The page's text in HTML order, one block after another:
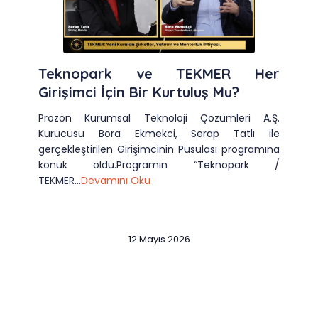
Teknopark ve TEKMER Her
Girişimci İçin Bir Kurtuluş Mu?
Prozon Kurumsal Teknoloji Çözümleri A.Ş.
Kurucusu Bora Ekmekci, Serap Tatlı ile
gerçekleştirilen Girişimcinin Pusulası programına
konuk oldu.Programın “Teknopark /
TEKMER...Devamını Oku
12 Mayıs 2026